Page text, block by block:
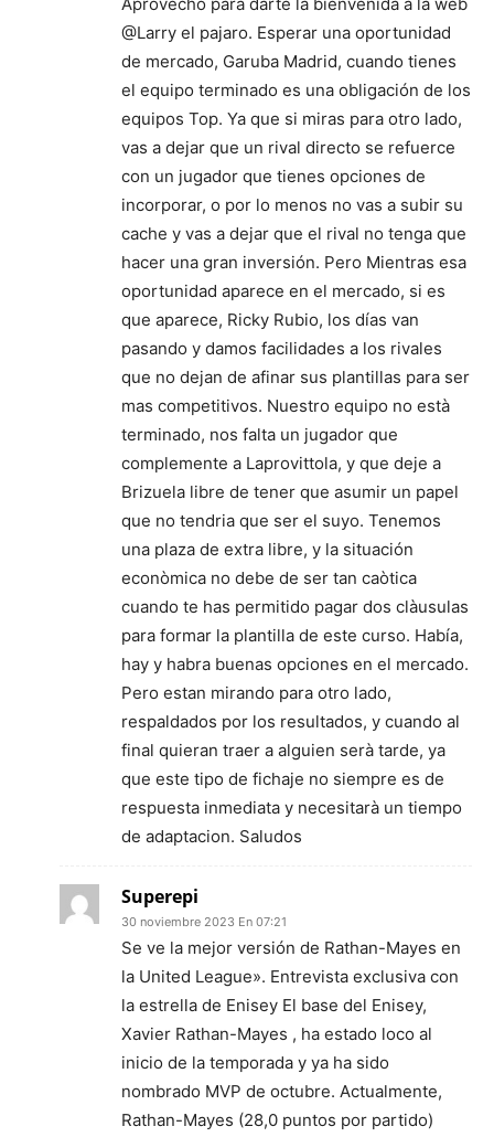
@Larry el pajaro. Esperar una oportunidad
de mercado, Garuba Madrid, cuando tienes
el equipo terminado es una obligación de los
equipos Top. Ya que si miras para otro lado,
vas a dejar que un rival directo se refuerce
con un jugador que tienes opciones de
incorporar, o por lo menos no vas a subir su
cache y vas a dejar que el rival no tenga que
hacer una gran inversión. Pero Mientras esa
oportunidad aparece en el mercado, si es
que aparece, Ricky Rubio, los días van
pasando y damos facilidades a los rivales
que no dejan de afinar sus plantillas para ser
mas competitivos. Nuestro equipo no està
terminado, nos falta un jugador que
complemente a Laprovittola, y que deje a
Brizuela libre de tener que asumir un papel
que no tendria que ser el suyo. Tenemos
una plaza de extra libre, y la situación
econòmica no debe de ser tan caòtica
cuando te has permitido pagar dos clàusulas
para formar la plantilla de este curso. Había,
hay y habra buenas opciones en el mercado.
Pero estan mirando para otro lado,
respaldados por los resultados, y cuando al
final quieran traer a alguien serà tarde, ya
que este tipo de fichaje no siempre es de
respuesta inmediata y necesitarà un tiempo
de adaptacion. Saludos
Superepi
30 noviembre 2023 En 07:21
Se ve la mejor versión de Rathan-Mayes en
la United League». Entrevista exclusiva con
la estrella de Enisey El base del Enisey,
Xavier Rathan-Mayes , ha estado loco al
inicio de la temporada y ya ha sido
nombrado MVP de octubre. Actualmente,
Rathan-Mayes (28,0 puntos por partido)